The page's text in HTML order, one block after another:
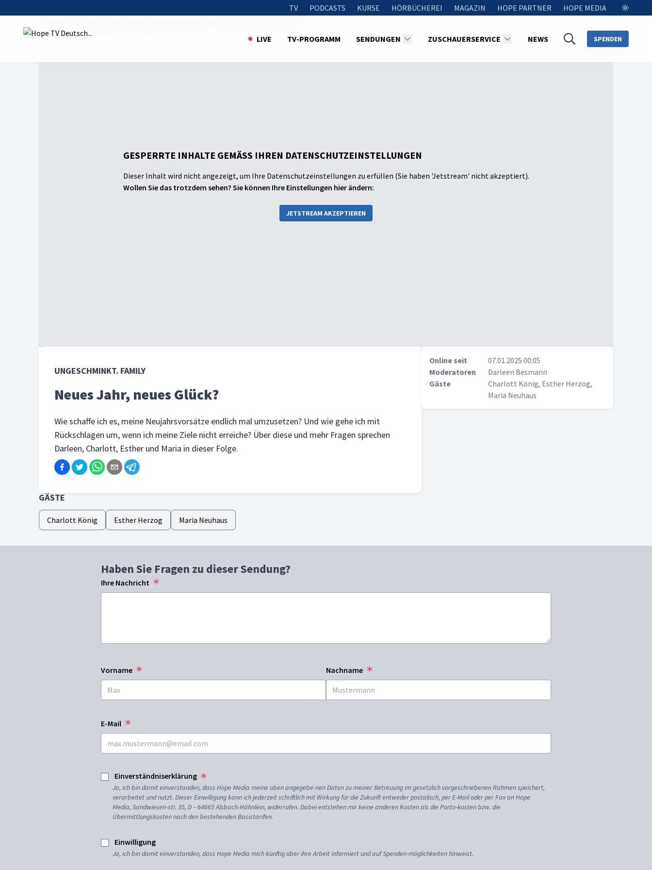
TV PODCASTS KURSE HÖRBÜCHEREI MAGAZIN HOPE PARTNER HOPE MEDIA
LIVE TV-PROGRAMM SENDUNGEN ZUSCHAUERSERVICE NEWS SPENDEN
GESPERRTE INHALTE GEMÄSS IHREN DATENSCHUTZEINSTELLUNGEN
Dieser Inhalt wird nicht angezeigt, um Ihre Datenschutzeinstellungen zu erfüllen (Sie haben 'Jetstream' nicht akzeptiert).
Wollen Sie das trotzdem sehen? Sie können Ihre Einstellungen hier ändern:
JETSTREAM AKZEPTIEREN
UNGESCHMINKT. FAMILY
Neues Jahr, neues Glück?
Wie schaffe ich es, meine Neujahrsvorsätze endlich mal umzusetzen? Und wie gehe ich mit
Rückschlagen um, wenn ich meine Ziele nicht erreiche? Über diese und mehr Fragen sprechen
Darleen, Charlott, Esther und Maria in dieser Folge.
GÄSTE
Charlott König Esther Herzog Maria Neuhaus
Online seit
07.01.2025 00:05
Moderatoren
Darleen Besmann
Gäste
Charlott König, Esther Herzog,
Maria Neuhaus
Haben Sie Fragen zu dieser Sendung?
Ihre Nachricht
Vorname Nachname
E-Mail
Einverständniserklärung
Ja, ich bin damit einverstanden, dass Hope Media meine oben angegebe-nen Daten zu meiner Betreuung im gesetzlich vorgeschriebenen Rahmen speichert,
verarbeitet und nutzt. Dieser Einwilligung kann ich jederzeit schriftlich mit Wirkung für die Zukunft entweder postalisch, per E-Mail oder per Fax an Hope
Media, Sandwiesen-str. 35, D – 64665 Alsbach-Hähnlein, widerrufen. Dabei entstehen mir keine anderen Kosten als die Porto-kosten bzw. die
Übermittlungskosten nach den bestehenden Basistarifen.
Einwilligung
Ja, ich bin damit einverstanden, dass Hope Media mich künftig über ihre Arbeit informiert und auf Spenden-möglichkeiten hinweist.